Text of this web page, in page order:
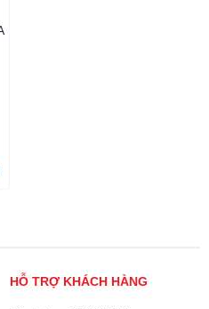
HỖ TRỢ KHÁCH HÀNG